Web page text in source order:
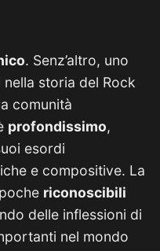
. Senz’altro, uno
storia del Rock
comunità
profondissimo,
esordi
e compositive. La
riconoscibili
delle inflessioni di
nel mondo